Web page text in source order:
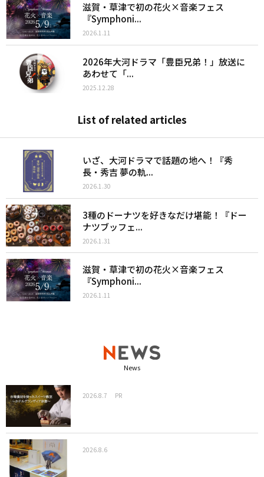
滋賀・草津で初の花火×音楽フェス
『Symphoni...
2026.1.11
2026年大河ドラマ「豊臣兄弟！」放送に
あわせて「...
2025.12.28
List of related articles
いざ、大河ドラマで話題の地へ！『秀
長・秀吉 夢の軌...
2026.1.30
3種のドーナツを好きなだけ堪能！『ドー
ナツブッフェ...
2026.1.31
滋賀・草津で初の花火×音楽フェス
『Symphoni...
2026.1.11
News
2026.8.7 PR
2026.8.6